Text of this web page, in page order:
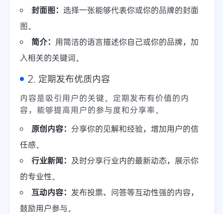
封面图： 选择一张能够代表你或你的品牌的封面
图。
简介： 用简洁的语言描述你自己或你的品牌，加
入相关的关键词。
2. 定期发布优质内容
内容是吸引用户的关键。定期发布有价值的内
容，能够提高用户的参与度和分享率。
原创内容： 分享你的见解和经验，增加用户的信
任感。
行业新闻： 及时分享行业内的最新动态，展示你
的专业性。
互动内容： 发布投票、问答等互动性强的内容，
鼓励用户参与。